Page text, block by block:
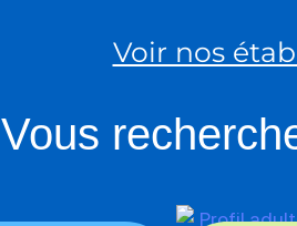
Voir nos
Vous